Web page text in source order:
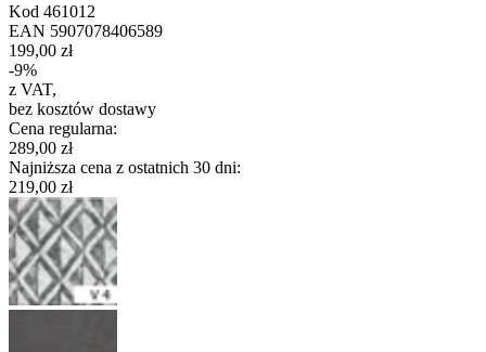
Kod 461012
EAN 5907078406589
199,00 zł
-9%
z VAT,
bez kosztów dostawy
Cena regularna:
289,00 zł
Najniższa cena z ostatnich 30 dni:
219,00 zł